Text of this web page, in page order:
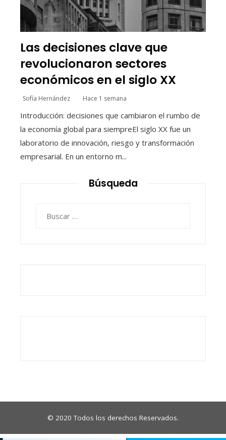
Las decisiones clave que
revolucionaron sectores
económicos en el siglo XX
Sofía Hernández Hace 1 semana
Introducción: decisiones que cambiaron el rumbo de
la economía global para siempreEl siglo XX fue un
laboratorio de innovación, riesgo y transformación
empresarial. En un entorno m...
Búsqueda
© 2020 Todos los derechos Reservados.